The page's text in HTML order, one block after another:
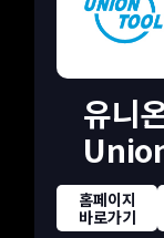
유니
홈페이지
바로가기